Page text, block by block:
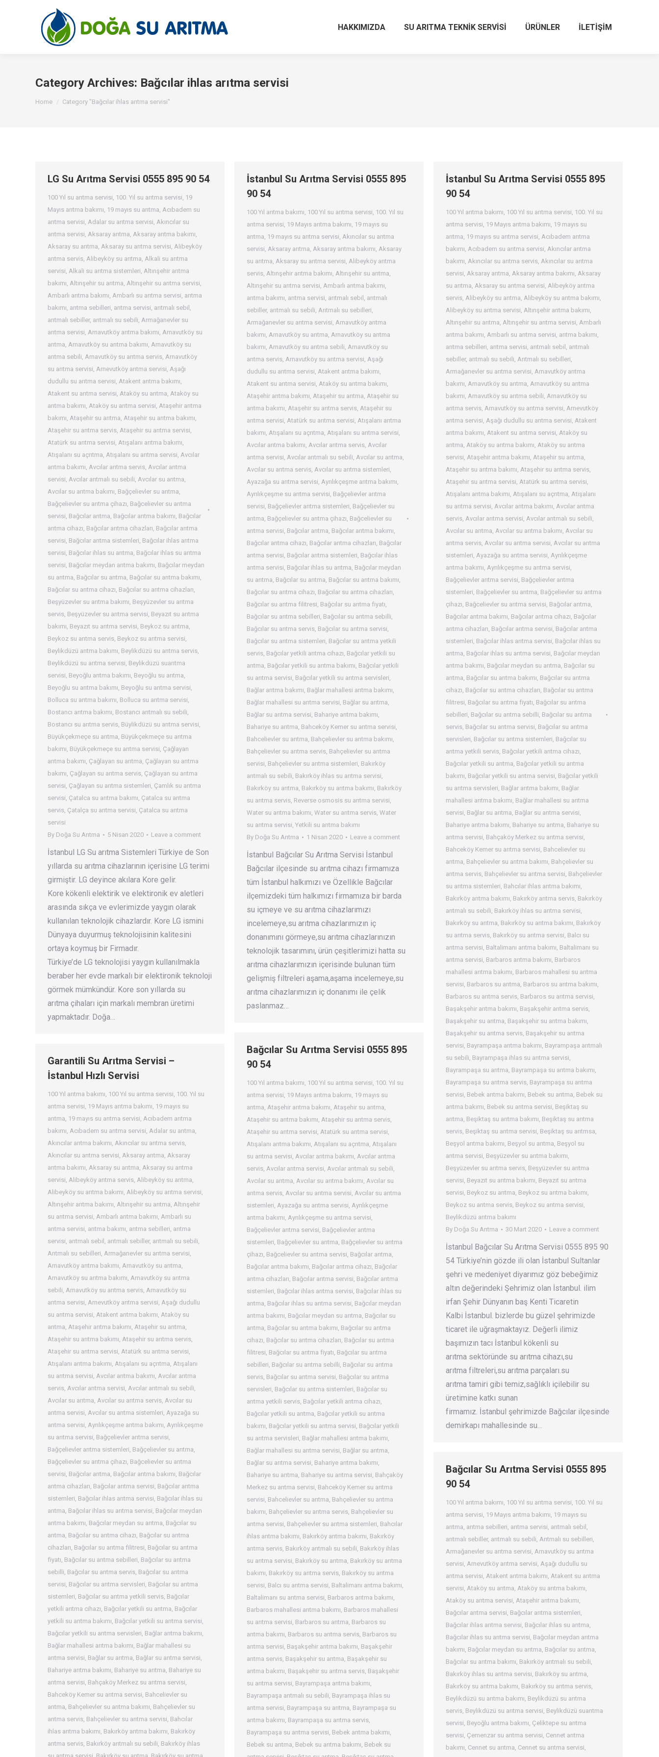
HAKKIMIZDA SU ARITMA TEKNIK SERVISI ÜRÜNLER İLETIŞIM
Category Archives: Bağcılar ihlas arıtma servisi
You are here:
Home Category "Bağcılar ihlas arıtma servisi"
LG Su Arıtma Servisi 0555 895 90 54
100 Yıl su arıtma servisi, 100. Yıl su arıtma servisi, 19
Mayıs arıtma bakımı, 19 mayıs su arıtma, Acıbadem su
arıtma servisi, Adalar su arıtma servisi, Akıncılar su
arıtma servisi, Aksaray arıtma, Aksaray arıtma bakımı,
Aksaray su arıtma, Aksaray su arıtma servisi, Alibeyköy
arıtma servis, Alibeyköy su arıtma, Alkali su arıtma
servisi, Alkali su arıtma sistemleri, Altınşehir arıtma
bakımı, Altınşehir su arıtma, Altınşehir su arıtma servisi,
Ambarlı arıtma bakımı, Ambarlı su arıtma servisi, arıtma
bakımı, arıtma sebilleri, arıtma servisi, arıtmalı sebil ,
arıtmalı sebiller, arıtmalı su sebili, Armağanevler su
arıtma servisi, Arnavutköy arıtma bakımı, Arnavutköy su
arıtma, Arnavutköy su arıtma bakımı, Arnavutköy su
arıtma sebili, Arnavutköy su arıtma servis, Arnavutköy
su arıtma servisi, Arnevutköy arıtma servisi, Aşağı
dudullu su arıtma servisi, Atakent arıtma bakımı,
Atakent su arıtma servisi, Ataköy su arıtma, Ataköy su
arıtma bakımı, Ataköy su arıtma servisi, Ataşehir arıtma
bakımı, Ataşehir su arıtma, Ataşehir su arıtma bakımı,
Ataşehir su arıtma servis, Ataşehir su arıtma servisi,
Atatürk su arıtma servisi, Atışalanı arıtma bakımı,
Atışalanı su açrıtma, Atışalanı su arıtma servisi, Avcılar
arıtma bakımı, Avcılar arıtma servis, Avcılar arıtma
servisi, Avcılar arıtmalı su sebili, Avcılar su arıtma,
Avcılar su arıtma bakımı, Bağçelievler su arıtma,
Bağçelievler su arıtma çihazı, Bağcelievler su arıtma
servisi, Bağcılar arıtma, Bağcılar arıtma bakımı, Bağcılar
arıtma cihazı, Bağcılar arıtma cihazları, Bağcılar arıtma
servisi, Bağcılar arıtma sistemleri, Bağcılar ihlas arıtma
servisi, Bağcılar ihlas su arıtma, Bağcılar ihlas su arıtma
servisi, Bağcılar meydan arıtma bakımı, Bağcılar meydan
su arıtma, Bağcılar su arıtma, Bağcılar su arıtma bakımı,
Bağcılar su arıtma cihazı, Bağcılar su arıtma cihazları,
Beşyüzevler su arıtma bakımı, Beşyüzevler su arıtma
servis, Beşyüzevler su arıtma servisi, Beyazıt su arıtma
bakımı, Beyazıt su arıtma servisi, Beykoz su arıtma,
Beykoz su arıtma servis, Beykoz su arıtma servisi,
Beylikdüzü arıtma bakımı, Beylikdüzü su arıtma servis,
Beylikdüzü su arıtma servisi, Beylikdüzü suarıtma
servisi, Beyoğlu arıtma bakımı, Beyoğlu su arıtma,
Beyoğlu su arıtma bakımı, Beyoğlu su arıtma servisi,
Bolluca su arıtma bakımı, Bolluca su arıtma servisi,
Bostancı arıtma bakımı, Bostancı arıtmalı su sebili,
Bostancı su arıtma servis, Büylikdüzü su arıtma servisi,
Büyükçekmeçe su arıtma, Büyükçekmeçe su arıtma
bakımı, Büyükçekmeçe su arıtma servisi, Çağlayan
arıtma bakımı, Çağlayan su arıtma, Çağlayan su arıtma
bakımı, Çağlayan su arıtma servis, Çağlayan su arıtma
servisi, Çağlayan su arıtma sistemleri, Çamlık su arıtma
servisi, Çatalca su arıtma bakımı, Çatalca su arıtma
servis, Çatalça su arıtma servisi, Çatalca su arıtma
servisi
By Doğa Su Arıtma 5 Nisan 2020 Leave a comment
İstanbul LG Su arıtma Sistemleri Türkiye de Son
yıllarda su arıtma cihazlarının içerisine LG terimi
girmiştir. LG deyince akılara Kore gelir.
Kore kökenli elektirik ve elektironik ev aletleri
arasında sıkça ve evlerimizde yaygın olarak
kullanılan teknolojik cihazlardır. Kore LG ismini
Dünyaya duyurmuş teknolojisinin kalitesini
ortaya koymuş bir Firmadır.
Türkiye’de LG teknolojisi yaygın kullanılmakla
beraber her evde markalı bir elektironik teknoloji
görmek mümkündür. Kore son yıllarda su
arıtma çihaları için markalı membran üretimi
yapmaktadır. Doğa…
İstanbul Su Arıtma Servisi 0555 895
90 54
100 Yıl arıtma bakımı, 100 Yıl su arıtma servisi, 100. Yıl su
arıtma servisi, 19 Mayıs arıtma bakımı, 19 mayıs su
arıtma, 19 mayıs su arıtma servisi, Akıncılar su arıtma
servisi, Aksaray arıtma, Aksaray arıtma bakımı, Aksaray
su arıtma, Aksaray su arıtma servisi, Alibeyköy arıtma
servis, Altınşehir arıtma bakımı, Altınşehir su arıtma,
Altınşehir su arıtma servisi, Ambarlı arıtma bakımı,
arıtma bakımı, arıtma servisi, arıtmalı sebil , arıtmalı
sebiller, arıtmalı su sebili, Arıtmalı su sebilleri,
Armağanevler su arıtma servisi, Arnavutköy arıtma
bakımı, Arnavutköy su arıtma, Arnavutköy su arıtma
bakımı, Arnavutköy su arıtma sebili, Arnavutköy su
arıtma servis, Arnavutköy su arıtma servisi, Aşağı
dudullu su arıtma servisi, Atakent arıtma bakımı,
Atakent su arıtma servisi, Ataköy su arıtma bakımı,
Ataşehir arıtma bakımı, Ataşehir su arıtma, Ataşehir su
arıtma bakımı, Ataşehir su arıtma servis, Ataşehir su
arıtma servisi, Atatürk su arıtma servisi, Atışalanı arıtma
bakımı, Atışalanı su açrıtma, Atışalanı su arıtma servisi,
Avcılar arıtma bakımı, Avcılar arıtma servis, Avcılar
arıtma servisi, Avcılar arıtmalı su sebili, Avcılar su arıtma,
Avcılar su arıtma servis, Avcılar su arıtma sistemleri,
Ayazağa su arıtma servisi, Ayrılıkçeşme arıtma bakımı,
Ayrılıkçeşme su arıtma servisi, Bağçelievler arıtma
servisi, Bağçelievler arıtma sistemleri, Bağçelievler su
arıtma, Bağçelievler su arıtma çihazı, Bağcelievler su
arıtma servisi, Bağcılar arıtma, Bağcılar arıtma bakımı,
Bağcılar arıtma cihazı, Bağcılar arıtma cihazları, Bağcılar
arıtma servisi, Bağcılar arıtma sistemleri, Bağcılar ihlas
arıtma servisi, Bağcılar ihlas su arıtma, Bağcılar meydan
su arıtma, Bağcılar su arıtma, Bağcılar su arıtma bakımı,
Bağcılar su arıtma cihazı, Bağcılar su arıtma cihazları,
Bağcılar su arıtma filitresi, Bağcılar su arıtma fiyatı,
Bağcılar su arıtma sebilleri, Bağcılar su arıtma sebilli,
Bağcılar su arıtma servis, Bağcılar su arıtma servisi,
Bağcılar su arıtma sistemleri, Bağcılar su arıtma yetkili
servis, Bağcılar yetkili arıtma cihazı, Bağcılar yetkili su
arıtma, Bağcılar yetkili su arıtma bakımı, Bağcılar yetkili
su arıtma servisi, Bağcılar yetkili su arıtma servisleri,
Bağlar arıtma bakımı, Bağlar mahallesi arıtma bakımı,
Bağlar mahallesi su arıtma servisi, Bağlar su arıtma,
Bağlar su arıtma servisi, Bahariye arıtma bakımı,
Bahariye su arıtma, Bahceköy Kemer su arıtma servisi,
Bahcelievler su arıtma, Bahçelievler su arıtma bakımı,
Bahçelievler su arıtma servis, Bahçelievler su arıtma
servisi, Bahçelievler su arıtma sistemleri, Bakırköy
arıtmalı su sebili, Bakırköy ihlas su arıtma servisi,
Bakırköy su arıtma, Bakırköy su arıtma bakımı, Bakırköy
su arıtma servis, Reverse osmosis su arıtma servisi,
Water su arıtma bakımı, Water su arıtma servis, Water
su arıtma servisi, Yetkili su arıtma bakımı
By Doğa Su Arıtma 1 Nisan 2020 Leave a comment
İstanbul Bağcılar Su Arıtma Servisi İstanbul
Bağcılar ilçesinde su arıtma cihazı firmamıza
tüm İstanbul halkımızı ve Özellikle Bağcılar
ilçemizdeki tüm halkımızı firmamıza bir barda
su içmeye ve su arıtma cihazlarımızı
incelemeye,su arıtma cihazlarımızın iç
donanımını görmeye,su arıtma cihazlarınızın
teknolojik tasarımını, ürün çeşitlerimizi hatta su
arıtma cihazlarımızın içerisinde bulunan tüm
gelişmiş filtreleri aşama,aşama incelemeye,su
arıtma cihazlarımızın iç donanımı ile çelik
paslanmaz…
İstanbul Su Arıtma Servisi 0555 895
90 54
100 Yıl arıtma bakımı, 100 Yıl su arıtma servisi, 100. Yıl su
arıtma servisi, 19 Mayıs arıtma bakımı, 19 mayıs su
arıtma, 19 mayıs su arıtma servisi, Acıbadem arıtma
bakımı, Acıbadem su arıtma servisi, Akıncılar arıtma
bakımı, Akıncılar su arıtma servis, Akıncılar su arıtma
servisi, Aksaray arıtma, Aksaray arıtma bakımı, Aksaray
su arıtma, Aksaray su arıtma servisi, Alibeyköy arıtma
servis, Alibeyköy su arıtma, Alibeyköy su arıtma bakımı,
Alibeyköy su arıtma servisi, Altınşehir arıtma bakımı,
Altınşehir su arıtma, Altınşehir su arıtma servisi, Ambarlı
arıtma bakımı, Ambarlı su arıtma servisi, arıtma bakımı,
arıtma sebilleri, arıtma servisi, arıtmalı sebil , arıtmalı
sebiller, arıtmalı su sebili, Arıtmalı su sebilleri,
Armağanevler su arıtma servisi, Arnavutköy arıtma
bakımı, Arnavutköy su arıtma, Arnavutköy su arıtma
bakımı, Arnavutköy su arıtma sebili, Arnavutköy su
arıtma servis, Arnavutköy su arıtma servisi, Arnevutköy
arıtma servisi, Aşağı dudullu su arıtma servisi, Atakent
arıtma bakımı, Atakent su arıtma servisi, Ataköy su
arıtma, Ataköy su arıtma bakımı, Ataköy su arıtma
servisi, Ataşehir arıtma bakımı, Ataşehir su arıtma,
Ataşehir su arıtma bakımı, Ataşehir su arıtma servis,
Ataşehir su arıtma servisi, Atatürk su arıtma servisi,
Atışalanı arıtma bakımı, Atışalanı su açrıtma, Atışalanı
su arıtma servisi, Avcılar arıtma bakımı, Avcılar arıtma
servis, Avcılar arıtma servisi, Avcılar arıtmalı su sebili,
Avcılar su arıtma, Avcılar su arıtma bakımı, Avcılar su
arıtma servis, Avcılar su arıtma servisi, Avcılar su arıtma
sistemleri, Ayazağa su arıtma servisi, Ayrılıkçeşme
arıtma bakımı, Ayrılıkçeşme su arıtma servisi,
Bağçelievler arıtma servisi, Bağçelievler arıtma
sistemleri, Bağçelievler su arıtma, Bağçelievler su arıtma
çihazı, Bağcelievler su arıtma servisi, Bağcılar arıtma,
Bağcılar arıtma bakımı, Bağcılar arıtma cihazı, Bağcılar
arıtma cihazları, Bağcılar arıtma servisi, Bağcılar arıtma
sistemleri, Bağcılar ihlas arıtma servisi, Bağcılar ihlas su
arıtma, Bağcılar ihlas su arıtma servisi, Bağcılar meydan
arıtma bakımı, Bağcılar meydan su arıtma, Bağcılar su
arıtma, Bağcılar su arıtma bakımı, Bağcılar su arıtma
cihazı, Bağcılar su arıtma cihazları, Bağcılar su arıtma
filitresi, Bağcılar su arıtma fiyatı, Bağcılar su arıtma
sebilleri, Bağcılar su arıtma sebilli, Bağcılar su arıtma
servis, Bağcılar su arıtma servisi, Bağcılar su arıtma
servisleri, Bağcılar su arıtma sistemleri, Bağcılar su
arıtma yetkili servis, Bağcılar yetkili arıtma cihazı,
Bağcılar yetkili su arıtma, Bağcılar yetkili su arıtma
bakımı, Bağcılar yetkili su arıtma servisi, Bağcılar yetkili
su arıtma servisleri, Bağlar arıtma bakımı, Bağlar
mahallesi arıtma bakımı, Bağlar mahallesi su arıtma
servisi, Bağlar su arıtma, Bağlar su arıtma servisi,
Bahariye arıtma bakımı, Bahariye su arıtma, Bahariye su
arıtma servisi, Bahçaköy Merkez su arıtma servisi,
Bahceköy Kemer su arıtma servisi, Bahcelievler su
arıtma, Bahçelievler su arıtma bakımı, Bahçelievler su
arıtma servis, Bahçelievler su arıtma servisi, Bahçelievler
su arıtma sistemleri, Bahcılar ihlas arıtma bakımı,
Bakırköy arıtma bakımı, Bakırköy arıtma servis, Bakırköy
arıtmalı su sebili, Bakırköy ihlas su arıtma servisi,
Bakırköy su arıtma, Bakırköy su arıtma bakımı, Bakırköy
su arıtma servis, Bakırköy su arıtma servisi, Balcı su
arıtma servisi, Baltalimanı arıtma bakımı, Baltalimanı su
arıtma servisi, Barbaros arıtma bakımı, Barbaros
mahallesi arıtma bakımı, Barbaros mahallesi su arıtma
servisi, Barbaros su arıtma, Barbaros su arıtma bakımı,
Barbaros su arıtma servis, Barbaros su arıtma servisi,
Başakşehir arıtma bakımı, Başakşehir arıtma servis,
Başakşehir su arıtma, Başakşehir su arıtma bakımı,
Başakşehir su arıtma servis, Başakşehir su arıtma
servisi, Bayrampaşa arıtma bakımı, Bayrampaşa arıtmalı
su sebili, Bayrampaşa ihlas su arıtma servisi,
Bayrampaşa su arıtma, Bayrampaşa su arıtma bakımı,
Bayrampaşa su arıtma servis, Bayrampaşa su arıtma
servisi, Bebek arıtma bakımı, Bebek su arıtma, Bebek su
arıtma bakımı, Bebek su arıtma servisi, Beşiktaş su
arıtma, Beşiktaş su arıtma bakımı, Beşiktaş su arıtma
servis, Beşiktaş su arıtma servisi, Beşiktaş su arıtmsa,
Beşyol arıtma bakımı, Beşyol su arıtma, Beşyol su
arıtma servisi, Beşyüzevler su arıtma bakımı,
Beşyüzevler su arıtma servis, Beşyüzevler su arıtma
servisi, Beyazıt su arıtma bakımı, Beyazıt su arıtma
servisi, Beykoz su arıtma, Beykoz su arıtma bakımı,
Beykoz su arıtma servis, Beykoz su arıtma servisi,
Beylikdüzü arıtma bakımı
By Doğa Su Arıtma 30 Mart 2020 Leave a comment
İstanbul Bağcılar Su Arıtma Servisi 0555 895 90
54 Türkiye’nin gözde ili olan İstanbul Sultanlar
şehri ve medeniyet diyarımız göz bebeğimiz
altın değerindeki Şehrimiz olan İstanbul. ilim
irfan Şehir Dünyanın baş Kenti Ticaretin
Kalbi İstanbul. bizlerde bu güzel şehrimizde
ticaret ile uğraşmaktayız. Değerli ilimiz
başımızın tacı İstanbul kökenli su
arıtma sektöründe su arıtma cihazı,su
arıtma filtreleri,su arıtma parçaları.su
arıtma tamiri gibi temiz,sağlıklı içilebilir su
üretimine katkı sunan
firmamız. İstanbul şehrimizde Bağcılar ilçesinde
demirkapı mahallesinde su…
Bağcılar Su Arıtma Servisi 0555 895
90 54
100 Yıl arıtma bakımı, 100 Yıl su arıtma servisi, 100. Yıl su
arıtma servisi, 19 Mayıs arıtma bakımı, 19 mayıs su
arıtma, Ataşehir arıtma bakımı, Ataşehir su arıtma,
Ataşehir su arıtma bakımı, Ataşehir su arıtma servis,
Ataşehir su arıtma servisi, Atatürk su arıtma servisi,
Atışalanı arıtma bakımı, Atışalanı su açrıtma, Atışalanı
su arıtma servisi, Avcılar arıtma bakımı, Avcılar arıtma
servis, Avcılar arıtma servisi, Avcılar arıtmalı su sebili,
Avcılar su arıtma, Avcılar su arıtma bakımı, Avcılar su
arıtma servis, Avcılar su arıtma servisi, Avcılar su arıtma
sistemleri, Ayazağa su arıtma servisi, Ayrılıkçeşme
arıtma bakımı, Ayrılıkçeşme su arıtma servisi,
Bağçelievler arıtma servisi, Bağçelievler arıtma
sistemleri, Bağçelievler su arıtma, Bağçelievler su arıtma
çihazı, Bağcelievler su arıtma servisi, Bağcılar arıtma,
Bağcılar arıtma bakımı, Bağcılar arıtma cihazı, Bağcılar
arıtma cihazları, Bağcılar arıtma servisi, Bağcılar arıtma
sistemleri, Bağcılar ihlas arıtma servisi, Bağcılar ihlas su
arıtma, Bağcılar ihlas su arıtma servisi, Bağcılar meydan
arıtma bakımı, Bağcılar meydan su arıtma, Bağcılar su
arıtma, Bağcılar su arıtma bakımı, Bağcılar su arıtma
cihazı, Bağcılar su arıtma cihazları, Bağcılar su arıtma
filitresi, Bağcılar su arıtma fiyatı, Bağcılar su arıtma
sebilleri, Bağcılar su arıtma sebilli, Bağcılar su arıtma
servis, Bağcılar su arıtma servisi, Bağcılar su arıtma
servisleri, Bağcılar su arıtma sistemleri, Bağcılar su
arıtma yetkili servis, Bağcılar yetkili arıtma cihazı,
Bağcılar yetkili su arıtma, Bağcılar yetkili su arıtma
bakımı, Bağcılar yetkili su arıtma servisi, Bağcılar yetkili
su arıtma servisleri, Bağlar mahallesi arıtma bakımı,
Bağlar mahallesi su arıtma servisi, Bağlar su arıtma,
Bağlar su arıtma servisi, Bahariye arıtma bakımı,
Bahariye su arıtma, Bahariye su arıtma servisi, Bahçaköy
Merkez su arıtma servisi, Bahceköy Kemer su arıtma
servisi, Bahcelievler su arıtma, Bahçelievler su arıtma
bakımı, Bahçelievler su arıtma servis, Bahçelievler su
arıtma servisi, Bahçelievler su arıtma sistemleri, Bahcılar
ihlas arıtma bakımı, Bakırköy arıtma bakımı, Bakırköy
arıtma servis, Bakırköy arıtmalı su sebili, Bakırköy ihlas
su arıtma servisi, Bakırköy su arıtma, Bakırköy su arıtma
bakımı, Bakırköy su arıtma servis, Bakırköy su arıtma
servisi, Balcı su arıtma servisi, Baltalimanı arıtma bakımı,
Baltalimanı su arıtma servisi, Barbaros arıtma bakımı,
Barbaros mahallesi arıtma bakımı, Barbaros mahallesi
su arıtma servisi, Barbaros su arıtma, Barbaros su
arıtma bakımı, Barbaros su arıtma servis, Barbaros su
arıtma servisi, Başakşehir arıtma bakımı, Başakşehir
arıtma servis, Başakşehir su arıtma, Başakşehir su
arıtma bakımı, Başakşehir su arıtma servis, Başakşehir
su arıtma servisi, Bayrampaşa arıtma bakımı,
Bayrampaşa arıtmalı su sebili, Bayrampaşa ihlas su
arıtma servisi, Bayrampaşa su arıtma, Bayrampaşa su
arıtma bakımı, Bayrampaşa su arıtma servis,
Bayrampaşa su arıtma servisi, Bebek arıtma bakımı,
Bebek su arıtma, Bebek su arıtma bakımı, Bebek su
Garantili Su Arıtma Servisi –
İstanbul Hızlı Servisi
100 Yıl arıtma bakımı, 100 Yıl su arıtma servisi, 100. Yıl su
arıtma servisi, 19 Mayıs arıtma bakımı, 19 mayıs su
arıtma, 19 mayıs su arıtma servisi, Acıbadem arıtma
bakımı, Acıbadem su arıtma servisi, Adalar su arıtma,
Akıncılar arıtma bakımı, Akıncılar su arıtma servis,
Akıncılar su arıtma servisi, Aksaray arıtma, Aksaray
arıtma bakımı, Aksaray su arıtma, Aksaray su arıtma
servisi, Alibeyköy arıtma servis, Alibeyköy su arıtma,
Alibeyköy su arıtma bakımı, Alibeyköy su arıtma servisi,
Altınşehir arıtma bakımı, Altınşehir su arıtma, Altınşehir
su arıtma servisi, Ambarlı arıtma bakımı, Ambarlı su
arıtma servisi, arıtma bakımı, arıtma sebilleri, arıtma
servisi, arıtmalı sebil , arıtmalı sebiller, arıtmalı su sebili,
Arıtmalı su sebilleri, Armağanevler su arıtma servisi,
Arnavutköy arıtma bakımı, Arnavutköy su arıtma,
Arnavutköy su arıtma bakımı, Arnavutköy su arıtma
sebili, Arnavutköy su arıtma servis, Arnavutköy su
arıtma servisi, Arnevutköy arıtma servisi, Aşağı dudullu
su arıtma servisi, Atakent arıtma bakımı, Ataköy su
arıtma, Ataşehir arıtma bakımı, Ataşehir su arıtma,
Ataşehir su arıtma bakımı, Ataşehir su arıtma servis,
Ataşehir su arıtma servisi, Atatürk su arıtma servisi,
Atışalanı arıtma bakımı, Atışalanı su açrıtma, Atışalanı
su arıtma servisi, Avcılar arıtma bakımı, Avcılar arıtma
servis, Avcılar arıtma servisi, Avcılar arıtmalı su sebili,
Avcılar su arıtma, Avcılar su arıtma servis, Avcılar su
arıtma servisi, Avcılar su arıtma sistemleri, Ayazağa su
arıtma servisi, Ayrılıkçeşme arıtma bakımı, Ayrılıkçeşme
su arıtma servisi, Bağçelievler arıtma servisi,
Bağçelievler arıtma sistemleri, Bağçelievler su arıtma,
Bağçelievler su arıtma çihazı, Bağcelievler su arıtma
servisi, Bağcılar arıtma, Bağcılar arıtma bakımı, Bağcılar
arıtma cihazları, Bağcılar arıtma servisi, Bağcılar arıtma
sistemleri, Bağcılar ihlas arıtma servisi, Bağcılar ihlas su
arıtma, Bağcılar ihlas su arıtma servisi, Bağcılar meydan
arıtma bakımı, Bağcılar meydan su arıtma, Bağcılar su
arıtma, Bağcılar su arıtma cihazı, Bağcılar su arıtma
cihazları, Bağcılar su arıtma filitresi, Bağcılar su arıtma
fiyatı, Bağcılar su arıtma sebilleri, Bağcılar su arıtma
sebilli, Bağcılar su arıtma servis, Bağcılar su arıtma
servisi, Bağcılar su arıtma servisleri, Bağcılar su arıtma
sistemleri, Bağcılar su arıtma yetkili servis, Bağcılar
yetkili arıtma cihazı, Bağcılar yetkili su arıtma, Bağcılar
yetkili su arıtma bakımı, Bağcılar yetkili su arıtma servisi,
Bağcılar yetkili su arıtma servisleri, Bağlar arıtma bakımı,
Bağlar mahallesi arıtma bakımı, Bağlar mahallesi su
arıtma servisi, Bağlar su arıtma, Bağlar su arıtma servisi,
Bahariye arıtma bakımı, Bahariye su arıtma, Bahariye su
arıtma servisi, Bahçaköy Merkez su arıtma servisi,
Bahceköy Kemer su arıtma servisi, Bahcelievler su
arıtma, Bahçelievler su arıtma bakımı, Bahçelievler su
arıtma servis, Bahçelievler su arıtma servisi, Bahcılar
ihlas arıtma bakımı, Bakırköy arıtma bakımı, Bakırköy
arıtma servis, Bakırköy arıtmalı su sebili, Bakırköy ihlas
Bağcılar Su Arıtma Servisi 0555 895
90 54
100 Yıl arıtma bakımı, 100 Yıl su arıtma servisi, 100. Yıl su
arıtma servisi, 19 Mayıs arıtma bakımı, 19 mayıs su
arıtma, arıtma sebilleri, arıtma servisi, arıtmalı sebil ,
arıtmalı sebiller, arıtmalı su sebili, Arıtmalı su sebilleri,
Armağanevler su arıtma servisi, Arnavutköy su arıtma
servisi, Arnevutköy arıtma servisi, Aşağı dudullu su
arıtma servisi, Atakent arıtma bakımı, Atakent su arıtma
servisi, Ataköy su arıtma, Ataköy su arıtma bakımı,
Ataköy su arıtma servisi, Ataşehir arıtma bakımı,
Bağcılar arıtma servisi, Bağcılar arıtma sistemleri,
Bağcılar ihlas arıtma servisi, Bağcılar ihlas su arıtma,
Bağcılar ihlas su arıtma servisi, Bağcılar meydan arıtma
bakımı, Bağcılar meydan su arıtma, Bağcılar su arıtma,
Bağcılar su arıtma bakımı, Bakırköy arıtmalı su sebili,
Bakırköy ihlas su arıtma servisi, Bakırköy su arıtma,
Bakırköy su arıtma bakımı, Bakırköy su arıtma servis,
Beylikdüzü su arıtma bakımı, Beylikdüzü su arıtma
servis, Beylikdüzü su arıtma servisi, Beylikdüzü suarıtma
servisi, Beyoğlu arıtma bakımı, Çeliktepe su arıtma
servisi, Çemenzar su arıtma servisi, Cennet arıtma
bakımı, Cennet su arıtma, Cennet su arıtma servisi,